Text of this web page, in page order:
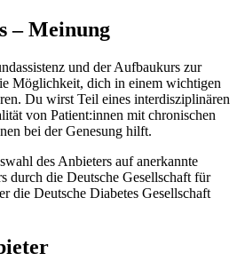
– Meinung
und der Aufbaukurs zur
Möglichkeit, dich in einem wichtigen
Du wirst Teil eines interdisziplinären
von Patient:innen mit chronischen
bei der Genesung hilft.
des Anbieters auf anerkannte
durch die Deutsche Gesellschaft für
die Deutsche Diabetes Gesellschaft